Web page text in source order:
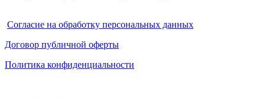
Cогласие на обработку персональных данных
Договор публичной оферты
Политика конфиденциальности